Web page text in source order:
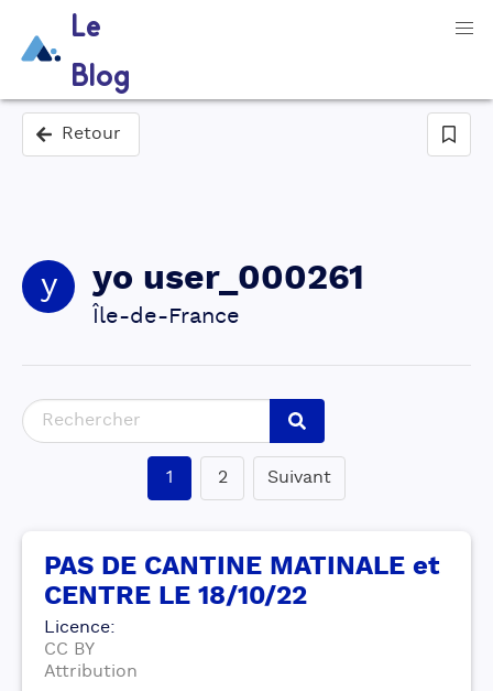
Le
Blog
Retour
y yo user_000261
Île-de-France
1 2 Suivant
PAS DE CANTINE MATINALE et
CENTRE LE 18/10/22
Licence:
CC BY
Attribution